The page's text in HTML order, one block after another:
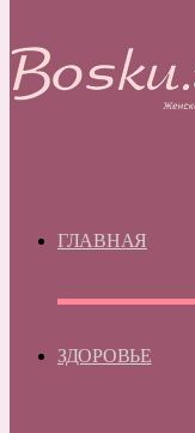
ГЛАВНАЯ
ЗДОРОВЬЕ